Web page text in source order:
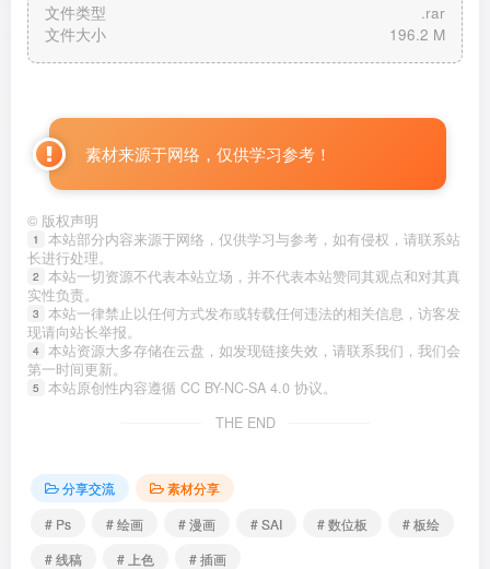
文件类型
.rar
文件大小
196.2 M
素材来源于网络，仅供学习参考！
© 版权声明
1
本站部分内容来源于网络，仅供学习与参考，如有侵权，请联系站
长进行处理。
2
本站一切资源不代表本站立场，并不代表本站赞同其观点和对其真
实性负责。
3
本站一律禁止以任何方式发布或转载任何违法的相关信息，访客发
现请向站长举报。
4 本站资源大多存储在云盘，如发现链接失效，请联系我们，我们会
第一时间更新。
5
本站原创性内容遵循 CC BY-NC-SA 4.0 协议。
THE END
分享交流
素材分享
# Ps
# 绘画 # 漫画 # SAI # 数位板
# 板绘
# 线稿
# 上色 # 插画